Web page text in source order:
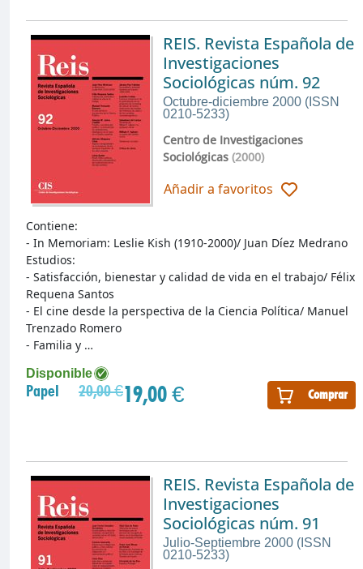
REIS. Revista Española de
Investigaciones
Sociológicas núm. 92
Octubre-diciembre 2000 (ISSN
0210-5233)
Centro de Investigaciones
Sociológicas(2000)
Añadir a favoritos
Disponible
Papel 20,00 €19,00 € Comprar
Contiene:
- In Memoriam: Leslie Kish (1910-2000)/ Juan Díez Medrano
Estudios:
- Satisfacción, bienestar y calidad de vida en el trabajo/ Félix
Requena Santos
- El cine desde la perspectiva de la Ciencia Política/ Manuel
Trenzado Romero
- Familia y …
REIS. Revista Española de
Investigaciones
Sociológicas núm. 91
Julio-Septiembre 2000 (ISSN
0210-5233)